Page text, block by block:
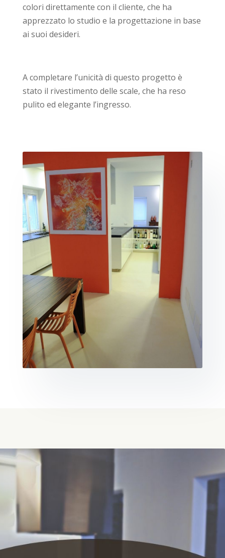
colori direttamente con il cliente, che ha
apprezzato lo studio e la progettazione in base
ai suoi desideri.
A completare l’unicità di questo progetto è
stato il rivestimento delle scale, che ha reso
pulito ed elegante l’ingresso.